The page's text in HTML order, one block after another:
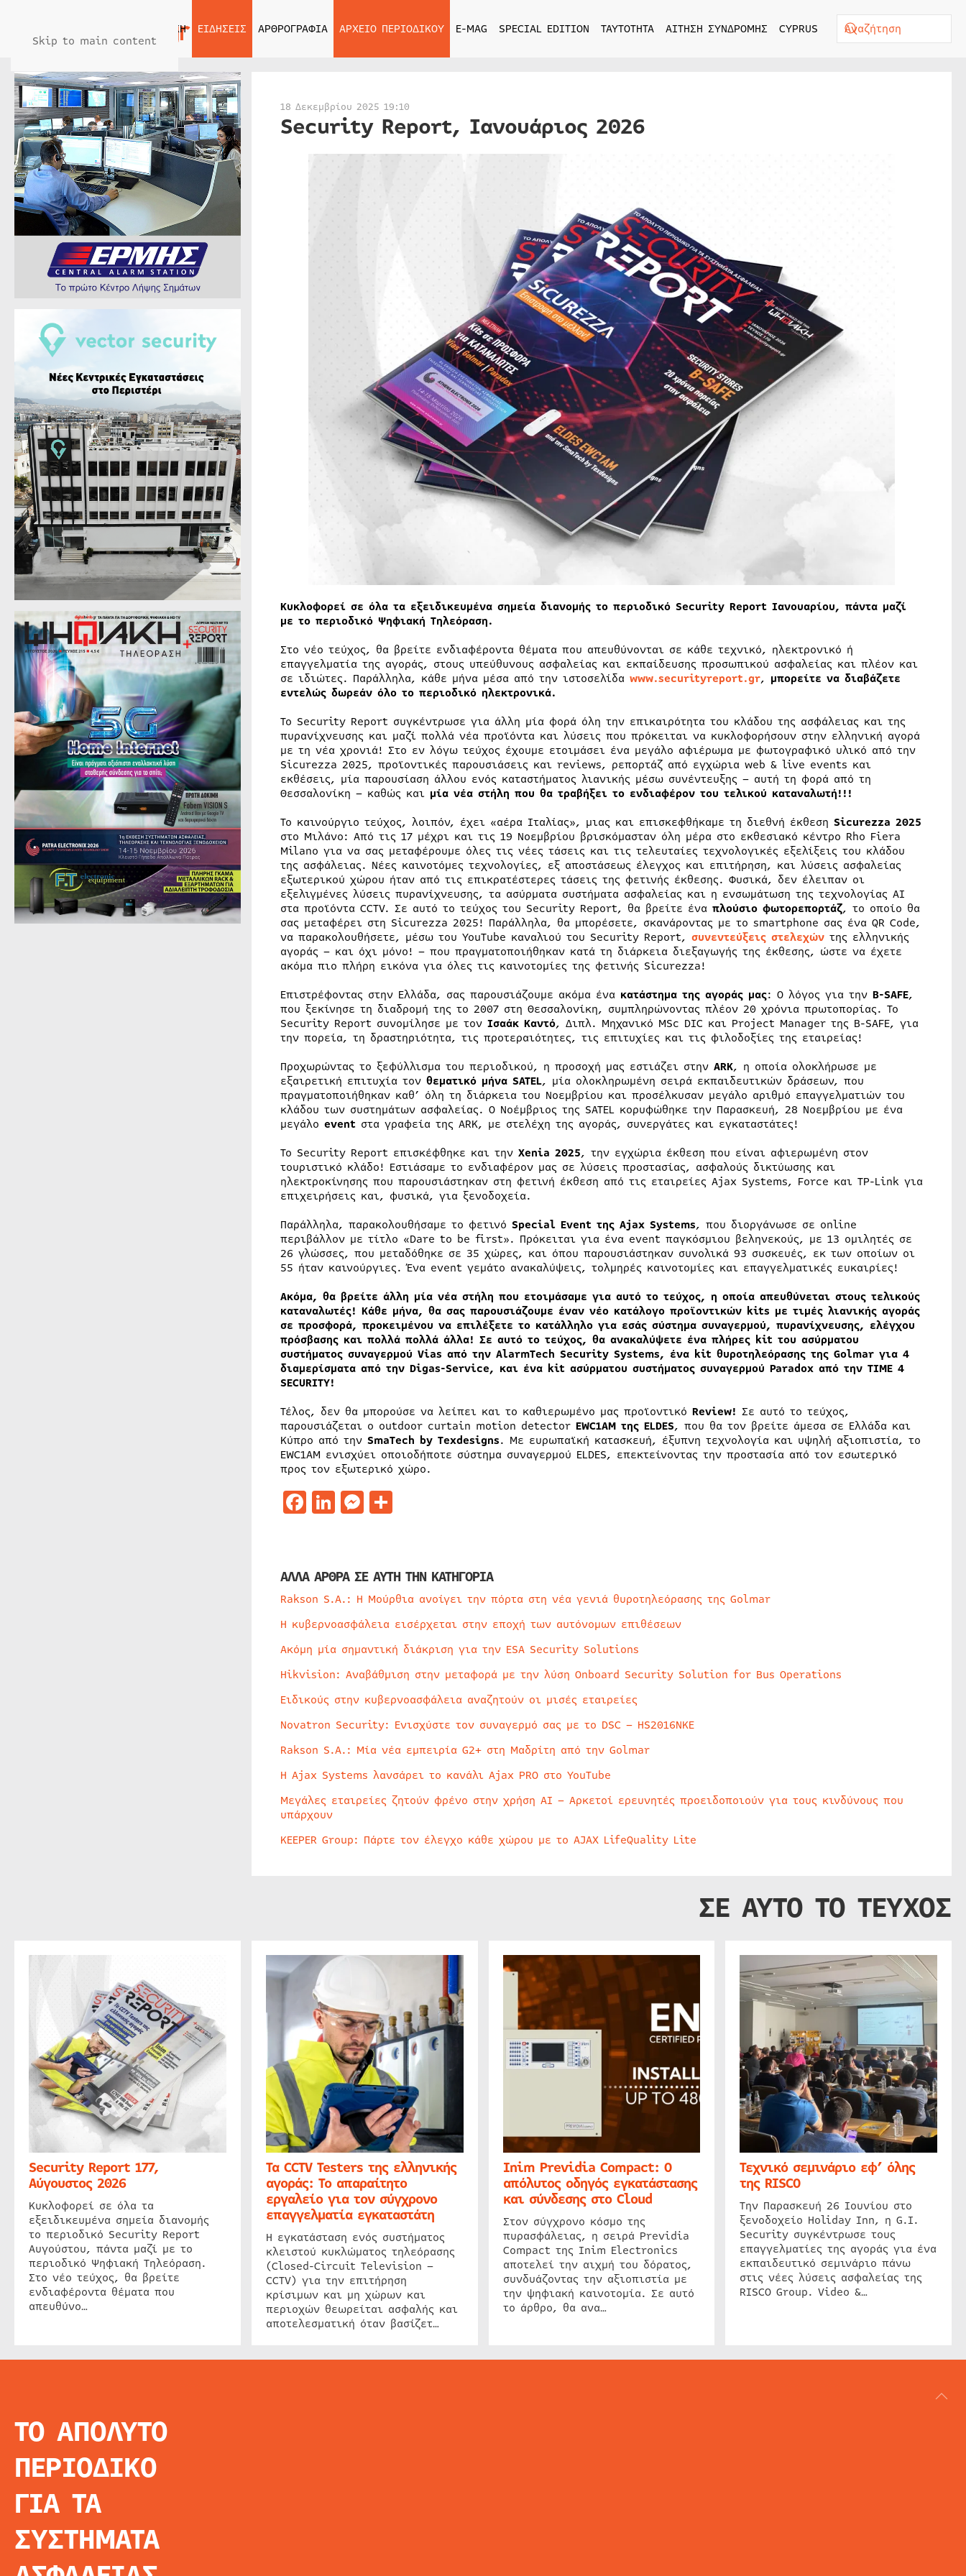
Skip to main content
ΑΡΧΙΚΗ ΕΙΔΗΣΕΙΣ ΑΡΘΡΟΓΡΑΦΙΑ ΑΡΧΕΙΟ ΠΕΡΙΟΔΙΚΟΥ E-MAG SPECIAL EDITION ΤΑΥΤΟΤΗΤΑ ΑΙΤΗΣΗ ΣΥΝΔΡΟΜΗΣ CYPRUS
18 Δεκεμβρίου 2025 19:10
Security Report, Ιανουάριος 2026
Κυκλοφορεί σε όλα τα εξειδικευμένα σημεία διανομής το περιοδικό Security Report Ιανουαρίου, πάντα μαζί
με το περιοδικό Ψηφιακή Τηλεόραση.
Στο νέο τεύχος, θα βρείτε ενδιαφέροντα θέματα που απευθύνονται σε κάθε τεχνικό, ηλεκτρονικό ή
επαγγελματία της αγοράς, στους υπεύθυνους ασφαλείας και εκπαίδευσης προσωπικού ασφαλείας και πλέον και
σε ιδιώτες. Παράλληλα, κάθε μήνα μέσα από την ιστοσελίδα www.securityreport.gr, μπορείτε να διαβάζετε
εντελώς δωρεάν όλο το περιοδικό ηλεκτρονικά.
Το Security Report συγκέντρωσε για άλλη μία φορά όλη την επικαιρότητα του κλάδου της ασφάλειας και της
πυρανίχνευσης και μαζί πολλά νέα προϊόντα και λύσεις που πρόκειται να κυκλοφορήσουν στην ελληνική αγορά
με τη νέα χρονιά! Στο εν λόγω τεύχος έχουμε ετοιμάσει ένα μεγάλο αφιέρωμα με φωτογραφικό υλικό από την
Sicurezza 2025, προϊοντικές παρουσιάσεις και reviews, ρεπορτάζ από εγχώρια web & live events και
εκθέσεις, μία παρουσίαση άλλου ενός καταστήματος λιανικής μέσω συνέντευξης – αυτή τη φορά από τη
Θεσσαλονίκη – καθώς και μία νέα στήλη που θα τραβήξει το ενδιαφέρον του τελικού καταναλωτή!!!
Το καινούργιο τεύχος, λοιπόν, έχει «αέρα Ιταλίας», μιας και επισκεφθήκαμε τη διεθνή έκθεση Sicurezza 2025
στο Μιλάνο: Από τις 17 μέχρι και τις 19 Νοεμβρίου βρισκόμασταν όλη μέρα στο εκθεσιακό κέντρο Rho Fiera
Milano για να σας μεταφέρουμε όλες τις νέες τάσεις και τις τελευταίες τεχνολογικές εξελίξεις του κλάδου
της ασφάλειας. Νέες καινοτόμες τεχνολογίες, εξ αποστάσεως έλεγχος και επιτήρηση, και λύσεις ασφαλείας
εξωτερικού χώρου ήταν από τις επικρατέστερες τάσεις της φετινής έκθεσης. Φυσικά, δεν έλειπαν οι
εξελιγμένες λύσεις πυρανίχνευσης, τα ασύρματα συστήματα ασφαλείας και η ενσωμάτωση της τεχνολογίας AI
στα προϊόντα CCTV. Σε αυτό το τεύχος του Security Report, θα βρείτε ένα πλούσιο φωτορεπορτάζ, το οποίο θα
σας μεταφέρει στη Sicurezza 2025! Παράλληλα, θα μπορέσετε, σκανάροντας με το smartphone σας ένα QR Code,
να παρακολουθήσετε, μέσω του YouTube καναλιού του Security Report, συνεντεύξεις στελεχώντης ελληνικής
αγοράς – και όχι μόνο! – που πραγματοποιήθηκαν κατά τη διάρκεια διεξαγωγής της έκθεσης, ώστε να έχετε
ακόμα πιο πλήρη εικόνα για όλες τις καινοτομίες της φετινής Sicurezza!
Επιστρέφοντας στην Ελλάδα, σας παρουσιάζουμε ακόμα ένα κατάστημα της αγοράς μας: Ο λόγος για την B-SAFE,
που ξεκίνησε τη διαδρομή της το 2007 στη Θεσσαλονίκη, συμπληρώνοντας πλέον 20 χρόνια πρωτοπορίας. Το
Security Report συνομίλησε με τον Ισαάκ Καντό, Διπλ. Μηχανικό MSc DIC και Project Manager της B-SAFE, για
την πορεία, τη δραστηριότητα, τις προτεραιότητες, τις επιτυχίες και τις φιλοδοξίες της εταιρείας!
Προχωρώντας το ξεφύλλισμα του περιοδικού, η προσοχή μας εστιάζει στην ARK, η οποία ολοκλήρωσε με
εξαιρετική επιτυχία τον θεματικό μήνα SATEL, μία ολοκληρωμένη σειρά εκπαιδευτικών δράσεων, που
πραγματοποιήθηκαν καθ’ όλη τη διάρκεια του Νοεμβρίου και προσέλκυσαν μεγάλο αριθμό επαγγελματιών του
κλάδου των συστημάτων ασφαλείας. Ο Νοέμβριος της SATEL κορυφώθηκε την Παρασκευή, 28 Νοεμβρίου με ένα
μεγάλο event στα γραφεία της ARK, με στελέχη της αγοράς, συνεργάτες και εγκαταστάτες!
Το Security Report επισκέφθηκε και την Xenia 2025, την εγχώρια έκθεση που είναι αφιερωμένη στον
τουριστικό κλάδο! Εστιάσαμε το ενδιαφέρον μας σε λύσεις προστασίας, ασφαλούς δικτύωσης και
ηλεκτροκίνησης που παρουσιάστηκαν στη φετινή έκθεση από τις εταιρείες Ajax Systems, Force και TP-Link για
επιχειρήσεις και, φυσικά, για ξενοδοχεία.
Παράλληλα, παρακολουθήσαμε το φετινό Special Event της Ajax Systems, που διοργάνωσε σε online
περιβάλλον με τίτλο «Dare to be first». Πρόκειται για ένα event παγκόσμιου βεληνεκούς, με 13 ομιλητές σε
26 γλώσσες, που μεταδόθηκε σε 35 χώρες, και όπου παρουσιάστηκαν συνολικά 93 συσκευές, εκ των οποίων οι
55 ήταν καινούργιες. Ένα event γεμάτο ανακαλύψεις, τολμηρές καινοτομίες και επαγγελματικές ευκαιρίες!
Ακόμα, θα βρείτε άλλη μία νέα στήλη που ετοιμάσαμε για αυτό το τεύχος, η οποία απευθύνεται στους τελικούς
καταναλωτές! Κάθε μήνα, θα σας παρουσιάζουμε έναν νέο κατάλογο προϊοντικών kits με τιμές λιανικής αγοράς
σε προσφορά, προκειμένου να επιλέξετε το κατάλληλο για εσάς σύστημα συναγερμού, πυρανίχνευσης, ελέγχου
πρόσβασης και πολλά πολλά άλλα! Σε αυτό το τεύχος, θα ανακαλύψετε ένα πλήρες kit του ασύρματου
συστήματος συναγερμού Vias από την AlarmTech Security Systems, ένα kit θυροτηλεόρασης της Golmar για 4
διαμερίσματα από την Digas-Service, και ένα kit ασύρματου συστήματος συναγερμού Paradox από την TIME 4
SECURITY!
Τέλος, δεν θα μπορούσε να λείπει και το καθιερωμένο μας προϊοντικό Review! Σε αυτό το τεύχος,
παρουσιάζεται ο outdoor curtain motion detector EWC1AM της ELDES, που θα τον βρείτε άμεσα σε Ελλάδα και
Κύπρο από την SmaTech by Texdesigns. Με ευρωπαϊκή κατασκευή, έξυπνη τεχνολογία και υψηλή αξιοπιστία, το
EWC1AM ενισχύει οποιοδήποτε σύστημα συναγερμού ELDES, επεκτείνοντας την προστασία από τον εσωτερικό
προς τον εξωτερικό χώρο.
Facebook
LinkedIn
Messenger
Μοιραστείτε
ΑΛΛΑ ΑΡΘΡΑ ΣΕ ΑΥΤΗ ΤΗΝ ΚΑΤΗΓΟΡΙΑ
Rakson S.A.: Η Μούρθια ανοίγει την πόρτα στη νέα γενιά θυροτηλεόρασης της Golmar
Η κυβερνοασφάλεια εισέρχεται στην εποχή των αυτόνομων επιθέσεων
Ακόμη μία σημαντική διάκριση για την ESA Security Solutions
Hikvision: Αναβάθμιση στην μεταφορά με την λύση Onboard Security Solution for Bus Operations
Ειδικούς στην κυβερνοασφάλεια αναζητούν οι μισές εταιρείες
Novatron Security: Ενισχύστε τον συναγερμό σας με το DSC – HS2016NKE
Rakson S.A.: Μία νέα εμπειρία G2+ στη Μαδρίτη από την Golmar
Η Ajax Systems λανσάρει το κανάλι Ajax PRO στο YouTube
Μεγάλες εταιρείες ζητούν φρένο στην χρήση AI – Αρκετοί ερευνητές προειδοποιούν για τους κινδύνους που
υπάρχουν
KEEPER Group: Πάρτε τον έλεγχο κάθε χώρου με το AJAX LifeQuality Lite
ΣΕ ΑΥΤΟ ΤΟ ΤΕΥΧΟΣ
Security Report 177,
Αύγουστος 2026
Κυκλοφορεί σε όλα τα
εξειδικευμένα σημεία διανομής
το περιοδικό Security Report
Αυγούστου, πάντα μαζί με το
περιοδικό Ψηφιακή Τηλεόραση.
Στο νέο τεύχος, θα βρείτε
ενδιαφέροντα θέματα που
απευθύνο…
Τα CCTV Testers της ελληνικής
αγοράς: Το απαραίτητο
εργαλείο για τον σύγχρονο
επαγγελματία εγκαταστάτη
Η εγκατάσταση ενός συστήματος
κλειστού κυκλώματος τηλεόρασης
(Closed-Circuit Television –
CCTV) για την επιτήρηση
κρίσιμων και μη χώρων και
περιοχών θεωρείται ασφαλής και
αποτελεσματική όταν βασίζετ…
Inim Previdia Compact: Ο
απόλυτος οδηγός εγκατάστασης
και σύνδεσης στο Cloud
Στον σύγχρονο κόσμο της
πυρασφάλειας, η σειρά Previdia
Compact της Inim Electronics
αποτελεί την αιχμή του δόρατος,
συνδυάζοντας την αξιοπιστία με
την ψηφιακή καινοτομία. Σε αυτό
το άρθρο, θα ανα…
Τεχνικό σεμινάριο εφ’ όλης
της RISCO
Την Παρασκευή 26 Ιουνίου στο
ξενοδοχείο Holiday Inn, η G.I.
Security συγκέντρωσε τους
επαγγελματίες της αγοράς για ένα
εκπαιδευτικό σεμινάριο πάνω
στις νέες λύσεις ασφαλείας της
RISCO Group. Video &…
ΤΟ ΑΠΟΛΥΤΟ
ΠΕΡΙΟΔΙΚΟ
ΓΙΑ ΤΑ
ΣΥΣΤΗΜΑΤΑ